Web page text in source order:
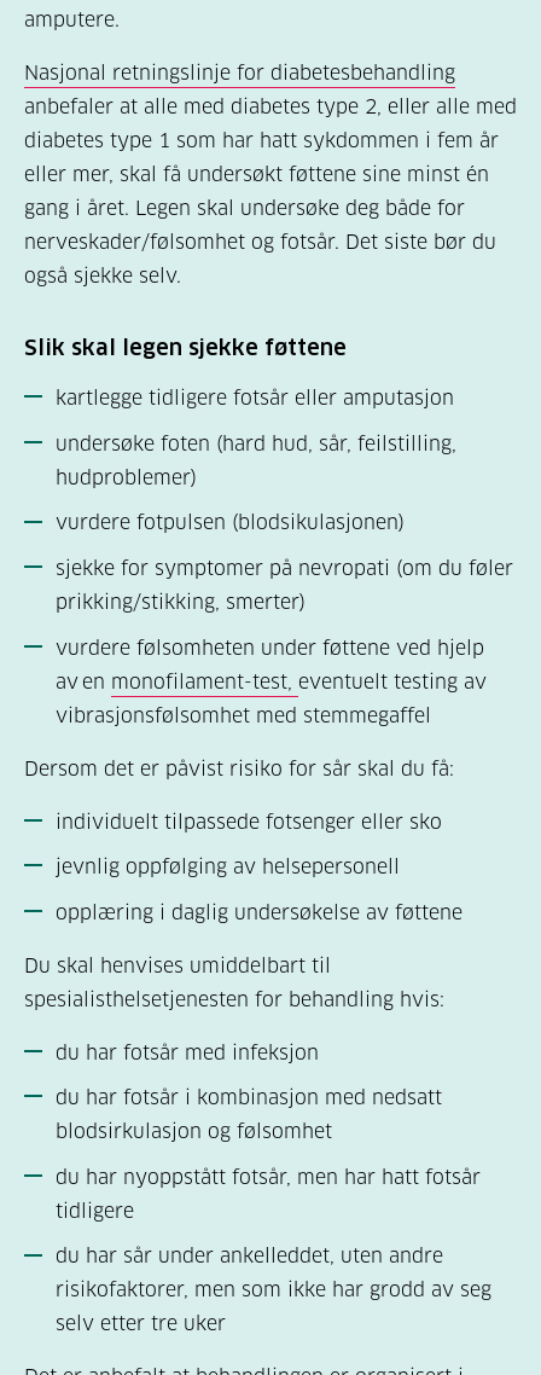
amputere.
Nasjonal retningslinje for diabetesbehandling
anbefaler at alle med diabetes type 2, eller alle med
diabetes type 1 som har hatt sykdommen i fem år
eller mer, skal få undersøkt føttene sine minst én
gang i året. Legen skal undersøke deg både for
nerveskader/følsomhet og fotsår. Det siste bør du
også sjekke selv.
Slik skal legen sjekke føttene
kartlegge tidligere fotsår eller amputasjon
undersøke foten (hard hud, sår, feilstilling,
hudproblemer)
vurdere fotpulsen (blodsikulasjonen)
sjekke for symptomer på nevropati (om du føler
prikking/stikking, smerter)
vurdere følsomheten under føttene ved hjelp
av en monofilament-test, eventuelt testing av
vibrasjonsfølsomhet med stemmegaffel
Dersom det er påvist risiko for sår skal du få:
individuelt tilpassede fotsenger eller sko
jevnlig oppfølging av helsepersonell
opplæring i daglig undersøkelse av føttene
Du skal henvises umiddelbart til
spesialisthelsetjenesten for behandling hvis:
du har fotsår med infeksjon
du har fotsår i kombinasjon med nedsatt
blodsirkulasjon og følsomhet
du har nyoppstått fotsår, men har hatt fotsår
tidligere
du har sår under ankelleddet, uten andre
risikofaktorer, men som ikke har grodd av seg
selv etter tre uker